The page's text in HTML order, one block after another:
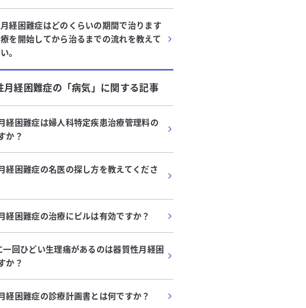
経困難症はどのくらいの期間で治ります
を開始してから治るまでの流れを教えて
。
月経困難症の「病気 」に関する記事
経困難症は婦人科特定疾患治療管理料の
か？
経困難症の名医の探し方を教えてくださ
経困難症の治療にピルは有効ですか？
一回ひどい生理痛があるのは器質性月経困
か？
経困難症の診療計画書とは何ですか？